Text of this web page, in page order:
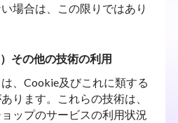
場合は、この限りではあり
その他の技術の利用
、Cookie及びこれに類する
ります。これらの技術は、
ップのサービスの利用状況